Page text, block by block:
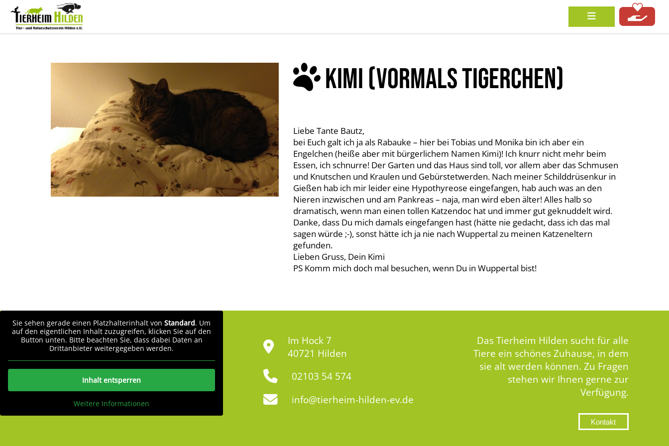
KIMI (VORMALS TIGERCHEN)
Liebe Tante Bautz,
bei Euch galt ich ja als Rabauke – hier bei Tobias und Monika bin ich aber ein
Engelchen (heiße aber mit bürgerlichem Namen Kimi)! Ich knurr nicht mehr beim
Essen, ich schnurre! Der Garten und das Haus sind toll, vor allem aber das Schmusen
und Knutschen und Kraulen und Gebürstetwerden. Nach meiner Schilddrüsenkur in
Gießen hab ich mir leider eine Hypothyreose eingefangen, hab auch was an den
Nieren inzwischen und am Pankreas – naja, man wird eben älter! Alles halb so
dramatisch, wenn man einen tollen Katzendoc hat und immer gut geknuddelt wird.
Danke, dass Du mich damals eingefangen hast (hätte nie gedacht, dass ich das mal
sagen würde ;-), sonst hätte ich ja nie nach Wuppertal zu meinen Katzeneltern
gefunden.
Lieben Gruss, Dein Kimi
PS Komm mich doch mal besuchen, wenn Du in Wuppertal bist!
Sie sehen gerade einen Platzhalterinhalt von Standard. Um
auf den eigentlichen Inhalt zuzugreifen, klicken Sie auf den
Button unten. Bitte beachten Sie, dass dabei Daten an
Drittanbieter weitergegeben werden.
Inhalt entsperren
Weitere Informationen
Im Hock 7
40721 Hilden
02103 54 574
info@tierheim-hilden-ev.de
Das Tierheim Hilden sucht für alle
Tiere ein schönes Zuhause, in dem
sie alt werden können. Zu Fragen
stehen wir Ihnen gerne zur
Verfügung.
Kontakt